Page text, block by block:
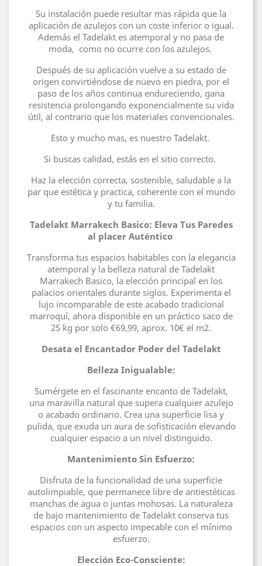
Su instalación puede resultar mas rápida que la
aplicación de azulejos con un coste inferior o igual.
Además el Tadelakt es atemporal y no pasa de
moda, como no ocurre con los azulejos.
Después de su aplicación vuelve a su estado de
origen convirtiéndose de nuevo en piedra, por el
paso de los años continua endureciendo, gana
resistencia prolongando exponencialmente su vida
útil, al contrario que los materiales convencionales.
Esto y mucho mas, es nuestro Tadelakt.
Si buscas calidad, estás en el sitio correcto.
Haz la elección correcta, sostenible, saludable a la
par que estética y practica, coherente con el mundo
y tu familia.
Tadelakt Marrakech Basico: Eleva Tus Paredes
al placer Auténtico
Transforma tus espacios habitables con la elegancia
atemporal y la belleza natural de Tadelakt
Marrakech Basico, la elección principal en los
palacios orientales durante siglos. Experimenta el
lujo incomparable de este acabado tradicional
marroquí, ahora disponible en un práctico saco de
25 kg por solo €69,99, aprox. 10€ el m2.
Desata el Encantador Poder del Tadelakt
Belleza Inigualable:
Sumérgete en el fascinante encanto de Tadelakt,
una maravilla natural que supera cualquier azulejo
o acabado ordinario. Crea una superficie lisa y
pulida, que exuda un aura de sofisticación elevando
cualquier espacio a un nivel distinguido.
Mantenimiento Sin Esfuerzo:
Disfruta de la funcionalidad de una superficie
autolimpiable, que permanece libre de antiestéticas
manchas de agua o juntas mohosas. La naturaleza
de bajo mantenimiento de Tadelakt conserva tus
espacios con un aspecto impecable con el mínimo
esfuerzo.
Elección Eco-Consciente: